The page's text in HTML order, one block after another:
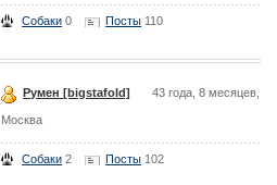
Собаки 0 Посты 110
Румен [bigstafold] 43 года, 8 месяцев,
Москва
Собаки 2 Посты 102